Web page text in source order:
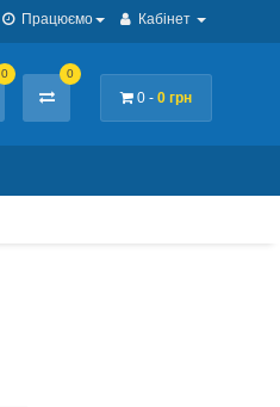
Працюємо Кабінет
0 - 0 грн
0 0